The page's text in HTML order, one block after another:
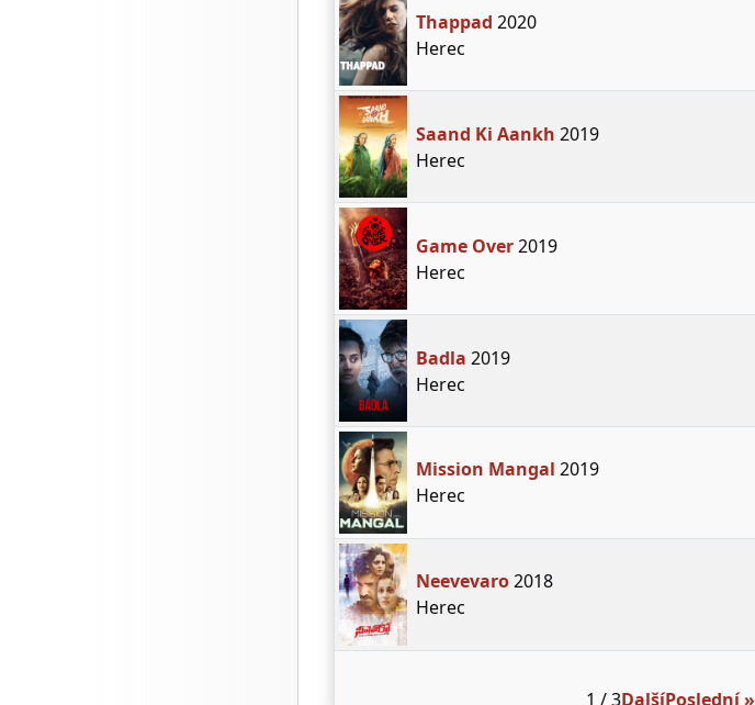
Thappad 2020
Herec
Saand Ki Aankh 2019
Herec
Game Over2019
Herec
Badla 2019
Herec
Mission Mangal 2019
Herec
Neevevaro2018
Herec
1 / 3DalšíPoslední »